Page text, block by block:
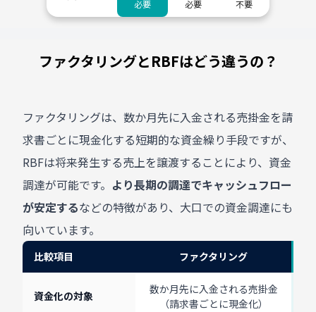
必要
不向き
必要
不向き
不要
最適
ファクタリングとRBFはどう違うの？
ファクタリングは、数か月先に入金される売掛金を請
求書ごとに現金化する短期的な資金繰り手段ですが、
RBFは将来発生する売上を譲渡することにより、資金
調達が可能です。 より長期の調達でキャッシュフロー
が安定するなどの特徴があり、大口での資金調達にも
向いています。
比較項目 ファクタリング
資金化の対象
数か月先に入金される売掛金
（請求書ごとに現金化）